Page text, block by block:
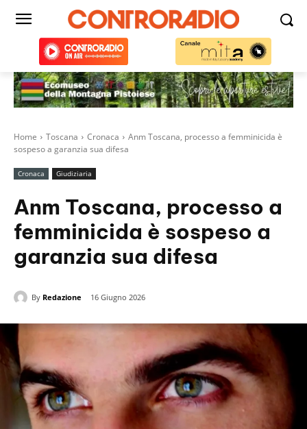
Home Toscana Cronaca
Anm Toscana, processo a femminicida è
sospeso a garanzia sua difesa
Cronaca Giudiziaria
Anm Toscana, processo a
femminicida è sospeso a
garanzia sua difesa
By Redazione 16 Giugno 2026